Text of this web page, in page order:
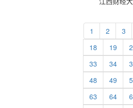
1 2 3
18
19
33
34
48
49
63
64